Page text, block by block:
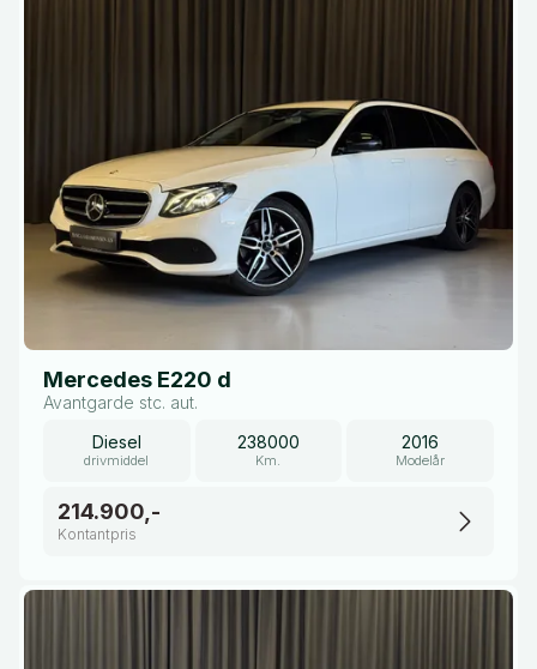
Mercedes E220 d
Avantgarde stc. aut.
Diesel
drivmiddel
238000
Km.
2016
Modelår
214.900,-
Kontantpris